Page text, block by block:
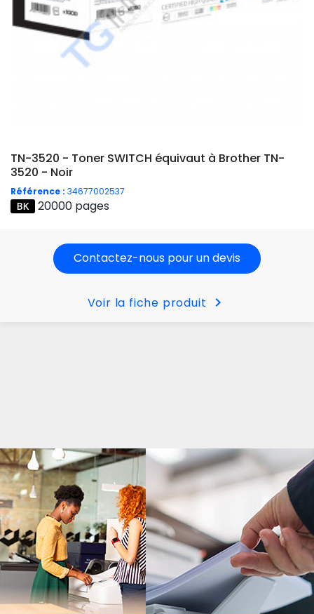
TN-3520 - Toner SWITCH équivaut à Brother TN-
3520 - Noir
Référence : 34677002537
20000 pages
Contactez-nous pour un devis
Voir la fiche produit chevron_right